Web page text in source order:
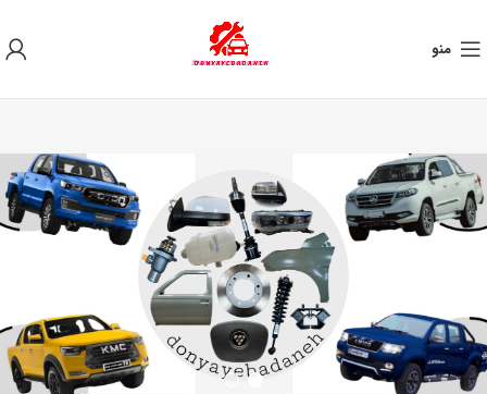
منو
به علت نوسان ارز ، لطفا قبل از خرید تماس بگیرید.